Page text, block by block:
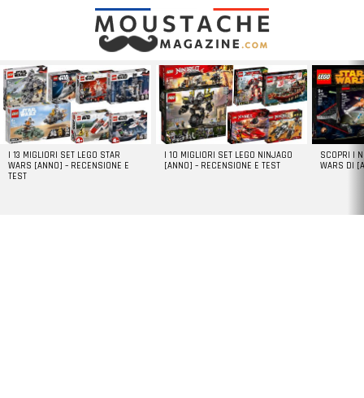
LATEST
STORIES
I 13 MIGLIORI SET LEGO STAR
WARS [ANNO] – RECENSIONE E
TEST
I 10 MIGLIORI SET LEGO NINJAGO
[ANNO] – RECENSIONE E TEST
SCOPRI I
WARS DI